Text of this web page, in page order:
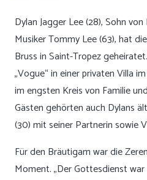
Dylan Jagger Lee (28), Sohn
Musiker Tommy Lee (63), hat
Bruss in Saint-Tropez
„Vogue“ in einer privaten Villa
im engsten Kreis von Familie
Gästen gehörten auch Dylans
(30) mit seiner Partnerin sowie
Für den Bräutigam war die
Moment. „Der Gottesdienst